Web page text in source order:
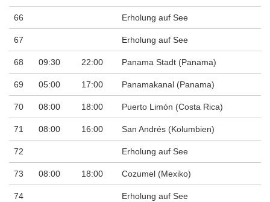
66 Erholung auf See
67 Erholung auf See
68 09:30 22:00 Panama Stadt (Panama)
69 05:00 17:00 Panamakanal (Panama)
70 08:00 18:00 Puerto Limón (Costa Rica)
71 08:00 16:00 San Andrés (Kolumbien)
72 Erholung auf See
73 08:00 18:00 Cozumel (Mexiko)
74 Erholung auf See